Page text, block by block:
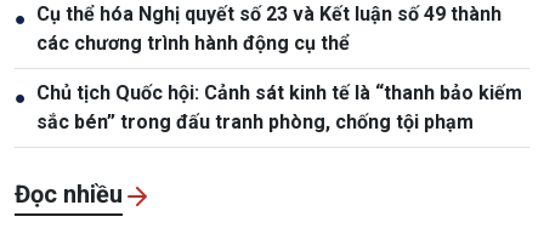
● Cụ thể hóa Nghị quyết số 23 và Kết luận số 49 thành
các chương trình hành động cụ thể
● Chủ tịch Quốc hội: Cảnh sát kinh tế là “thanh bảo kiếm
sắc bén” trong đấu tranh phòng, chống tội phạm
Đọc nhiều